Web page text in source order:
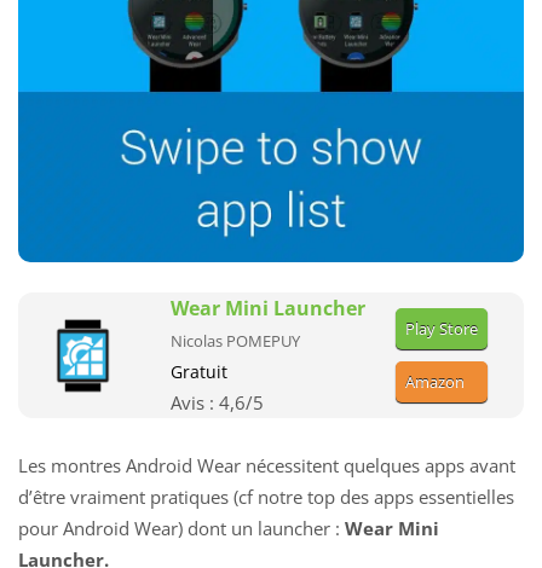
Wear Mini Launcher
Nicolas POMEPUY
Gratuit
Avis : 4,6/5
Play Store
Amazon
Les montres Android Wear nécessitent quelques apps avant
d’être vraiment pratiques (cf notre top des apps essentielles
pour Android Wear) dont un launcher : Wear Mini
Launcher.